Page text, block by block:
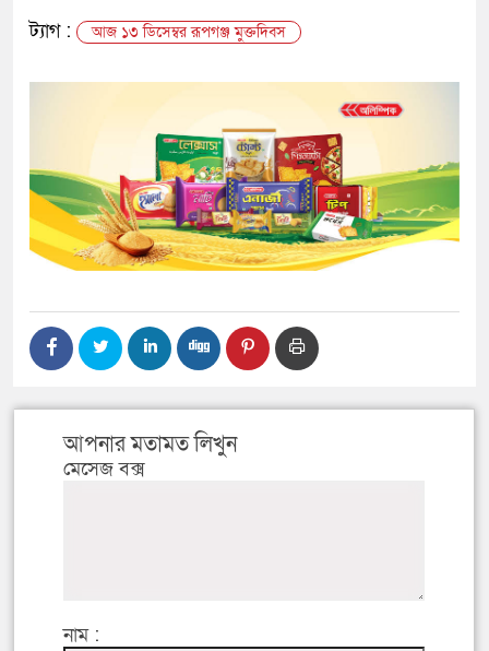
ট্যাগ :
আজ ১৩ ডিসেম্বর রূপগঞ্জ মুক্তদিবস
আপনার মতামত লিখুন
মেসেজ বক্স
নাম :